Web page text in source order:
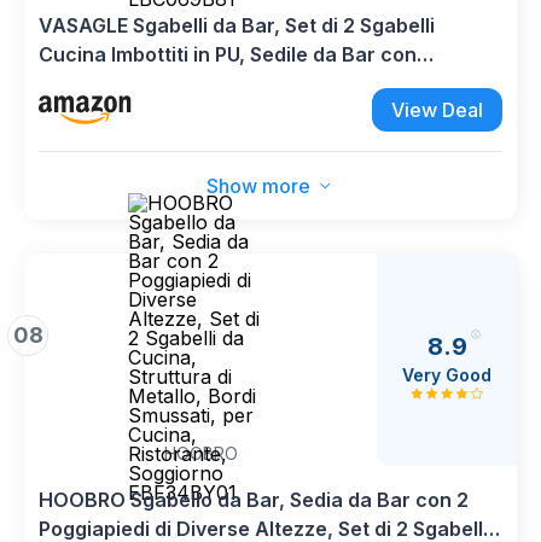
VASAGLE Sgabelli da Bar, Set di 2 Sgabelli
Cucina Imbottiti in PU, Sedile da Bar con
Poggiapiedi, Montaggio Facile, Sala da Pranzo,
Marrone Vintage e Nero Classico LBC069B81
View Deal
Show more
08
HOOBRO
8.9
Very Good
HOOBRO Sgabello da Bar, Sedia da Bar con 2
Poggiapiedi di Diverse Altezze, Set di 2 Sgabelli